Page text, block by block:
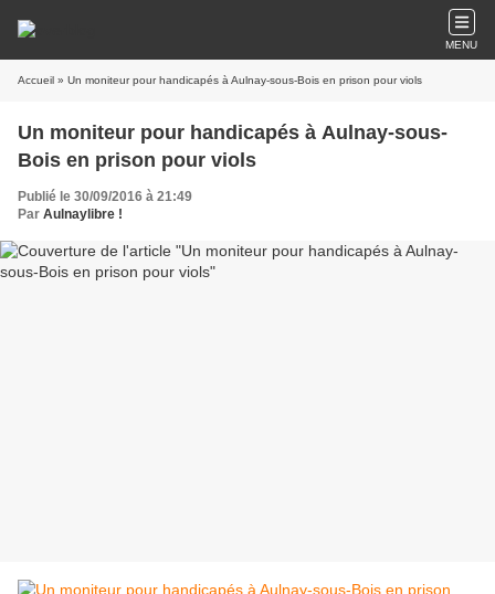
MENU
Accueil » Un moniteur pour handicapés à Aulnay-sous-Bois en prison pour viols
Un moniteur pour handicapés à Aulnay-sous-
Bois en prison pour viols
Publié le 30/09/2016 à 21:49
Par Aulnaylibre !